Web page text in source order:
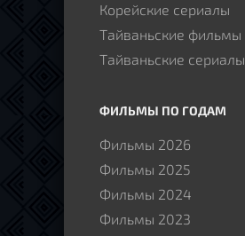
Корейские сериалы
Тайваньские фильмы
Тайваньские сериалы
ФИЛЬМЫ ПО ГОДАМ
Фильмы 2026
Фильмы 2025
Фильмы 2024
Фильмы 2023